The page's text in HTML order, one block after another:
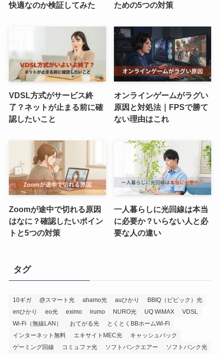
快適なのか検証してみた
ための5つの対策
VDSL方式がサービス終
了？ネットが止まる前に確
認したいこと
オンラインゲームがラグい
原因と対処法｜FPSで勝て
ない理由はこれ
Zoomが途中で切れる原因
はなに？確認したいポイン
トと5つの対策
一人暮らしに光回線は本当
に必要か？いらない人と必
要な人の違い
タグ
10ギガ @スマート光 ahamo光 auひかり
BBIQ（ビビック）光
enひかり
eo光 eximo irumo NURO光 UQ WiMAX
VDSL
Wi-Fi（無線LAN）
おてがる光
とくとくBBホームWi-Fi
インターネット無料
エキサイトMEC光
キャッシュバック
ゲーミング回線
コミュファ光 ソフトバンクエアー ソフトバンク光